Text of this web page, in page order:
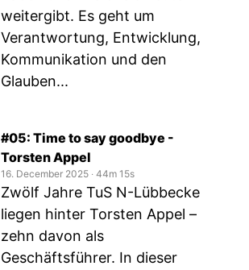
weitergibt. Es geht um
Verantwortung, Entwicklung,
Kommunikation und den
Glauben...
#05: Time to say goodbye -
Torsten Appel
16. December 2025 ‧ 44m 15s
Zwölf Jahre TuS N-Lübbecke
liegen hinter Torsten Appel –
zehn davon als
Geschäftsführer. In dieser